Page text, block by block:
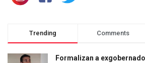
Trending Comments
Formalizan a